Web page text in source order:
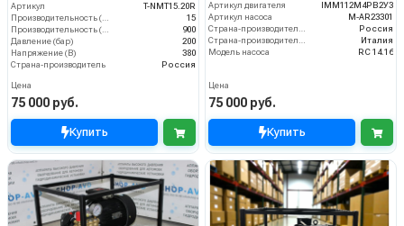
Артикул
T-NMT15.20R
Производительность (л/мин)
15
Производительность (л/ч)
900
Давление (бар)
200
Напряжение (В)
380
Страна-производитель
Россия
Цена
75 000 руб.
Купить
Артикул двигателя
IMM112M4PB2У3
Артикул насоса
M-AR23301
Страна-производитель двигателя
Россия
Страна-производитель насоса
Италия
Модель насоса
RC 14.16
Цена
75 000 руб.
Купить